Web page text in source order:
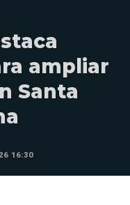
ampliar
Santa
16:30